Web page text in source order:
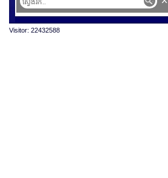
៧៣ព្រះវស្សា
ប្រធានកាកបាទក្រហមកម្ពុជា
Visitor: 22432588